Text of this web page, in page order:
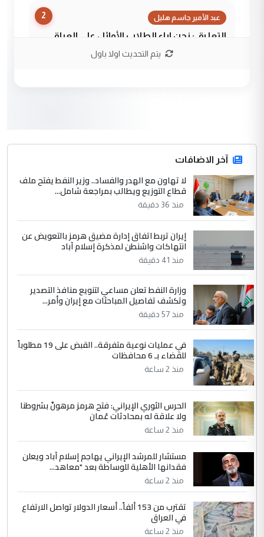
2 عبد الأمير جاسم هليل
التعليق : نحن اباء الطلاب الأوائل على العراق
نتشرف بلقاء السيد احمد الصافي في العتبات
التعليق : قرار مستعجل جدا ولامصلحة فيه
للوزاره ولا للمواطن القرار الصائب يكون بعد
الاستماع للمدير ومغرفة ...
الموضوع :
وزير الصحة يعفي مدير مستشفى الكرخ
العام في بغداد
4
التعليق : واحد من عصابة علي ماما يسقط
جنسية الرافد الثالث للعراق ومن اصول عريقة
ابا فرات ...
الموضوع :
الجواهري يرد على صدام حسين سل
مضجعيك يابن الزنا (نص كامل)
5 سردار
التعليق : واحد من عصابة علي ماما يسقط
جنسية الرافد الثالث للعراق ومن اصول عريقة
الموضوع :
الجواهري يرد على صدام حسين سل
مضجعيك يابن الزنا (نص كامل)
يتم التحديث اولا باول
آخر الاضافات
لا تهاون مع الهدر والفساد.. وزير النفط يفتح ملف
قطاع التوزيع ويطالب بمراجعة شامل...
منذ 36 دقيقة
إيران تربط اتفاق إدارة مضيق هرمز بالتعويض عن
انتهاكات واشنطن لمذكرة إسلام آباد
منذ 41 دقيقة
وزارة النفط تعلن مساعي لتنويع منافذ التصدير
وتكشف تفاصيل المباحثات مع إيران وأمر...
منذ 57 دقيقة
في عمليات نوعية متفرقة.. القبض على 19 مطلوباً
للقضاء بـ 6 محافظات
منذ 2 ساعة
الحرس الثوري الإيراني: فتح هرمز مرهونٌ بشروطنا
ولا علاقة له بمحادثات عُمان
منذ 2 ساعة
مستشار للمرشد الإيراني يهاجم إسلام آباد ويعلن
فقدانها الأهلية للوساطة بعد "معاهد...
منذ 2 ساعة
تقترب من 153 ألفاً.. أسعار الدولار تواصل الارتفاع
في العراق
منذ 2 ساعة